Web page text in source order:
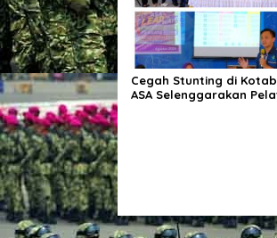
Cegah Stunting di
ASA Selenggarakan